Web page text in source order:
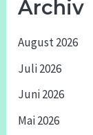
Archiv
August 2026
Juli 2026
Juni 2026
Mai 2026